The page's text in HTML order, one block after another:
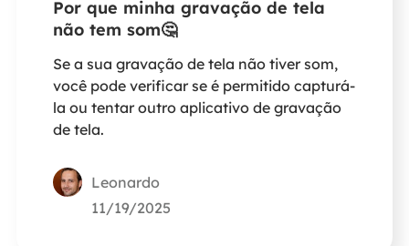
Por que minha gravação de tela
não tem som🤔
Se a sua gravação de tela não tiver som,
você pode verificar se é permitido capturá-
la ou tentar outro aplicativo de gravação
de tela.
Leonardo
11/19/2025